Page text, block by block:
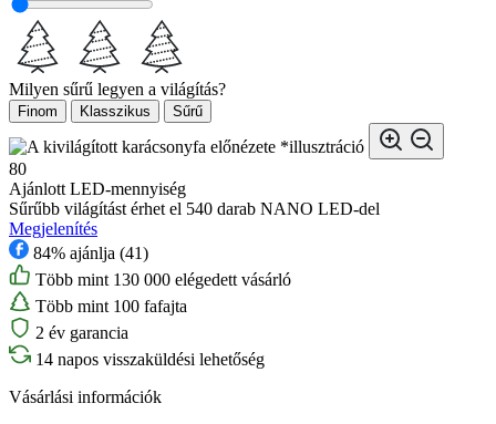
Milyen sűrű legyen a világítás?
Finom Klasszikus Sűrű
*illusztráció
80
Ajánlott LED-mennyiség
Sűrűbb világítást érhet el 540 darab NANO LED-del
Megjelenítés
84% ajánlja (41)
Több mint 130 000 elégedett vásárló
Több mint 100 fafajta
2 év garancia
14 napos visszaküldési lehetőség
Vásárlási információk